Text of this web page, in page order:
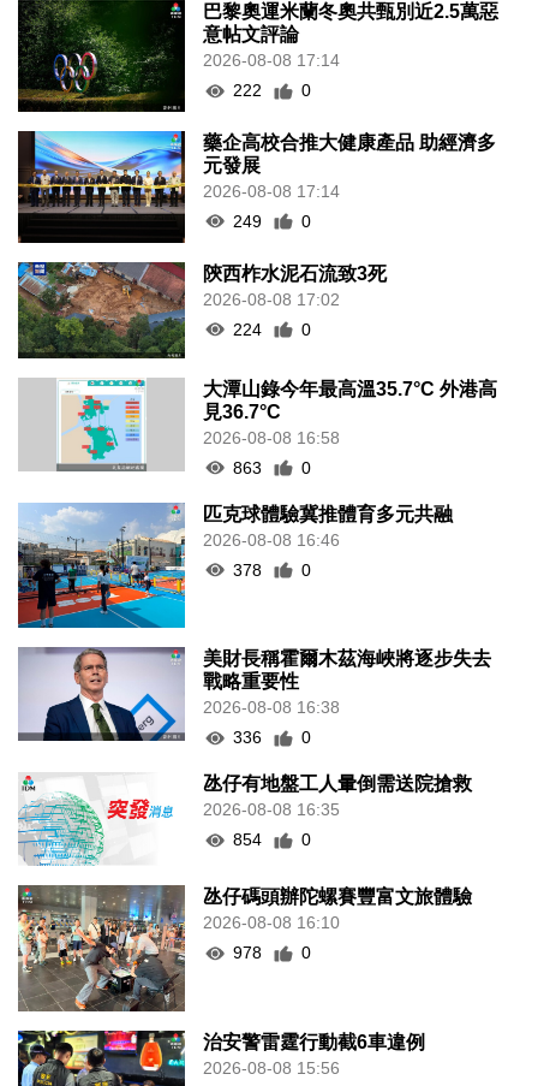
巴黎奧運米蘭冬奧共甄別近2.5萬惡
意帖文評論
2026-08-08 17:14
222
0
藥企高校合推大健康產品 助經濟多
元發展
2026-08-08 17:14
249
0
陝西柞水泥石流致3死
2026-08-08 17:02
224
0
大潭山錄今年最高溫35.7°C 外港高
見36.7°C
2026-08-08 16:58
863
0
匹克球體驗冀推體育多元共融
2026-08-08 16:46
378
0
美財長稱霍爾木茲海峽將逐步失去
戰略重要性
2026-08-08 16:38
336
0
氹仔有地盤工人暈倒需送院搶救
2026-08-08 16:35
854
0
氹仔碼頭辦陀螺賽豐富文旅體驗
2026-08-08 16:10
978
0
治安警雷霆行動截6車違例
2026-08-08 15:56